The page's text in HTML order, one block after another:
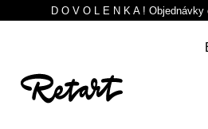
D O V O L E N K A ! Objednávky